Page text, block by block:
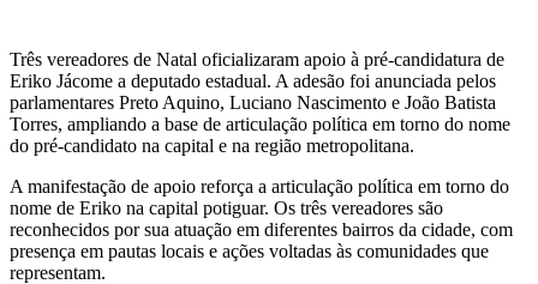
Três vereadores de Natal oficializaram apoio à pré-candidatura de
Eriko Jácome a deputado estadual. A adesão foi anunciada pelos
parlamentares Preto Aquino, Luciano Nascimento e João Batista
Torres, ampliando a base de articulação política em torno do nome
do pré-candidato na capital e na região metropolitana.
A manifestação de apoio reforça a articulação política em torno do
nome de Eriko na capital potiguar. Os três vereadores são
reconhecidos por sua atuação em diferentes bairros da cidade, com
presença em pautas locais e ações voltadas às comunidades que
representam.